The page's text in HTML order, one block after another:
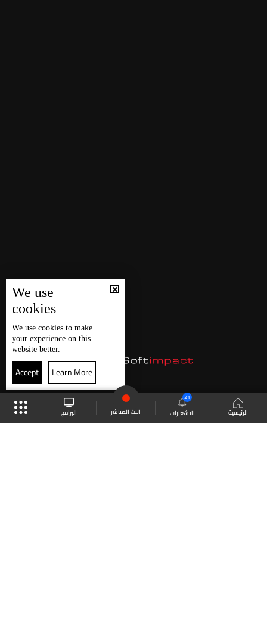
الرئيسية الاشعارات
21
البث المباشر البرامج
We use
cookies
We use cookies to make
your experience on this
website better.
Accept Learn More
موقع البرامج الجدول البث المباشر